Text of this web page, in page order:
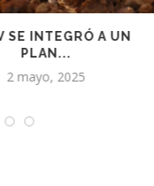
A UN
2025